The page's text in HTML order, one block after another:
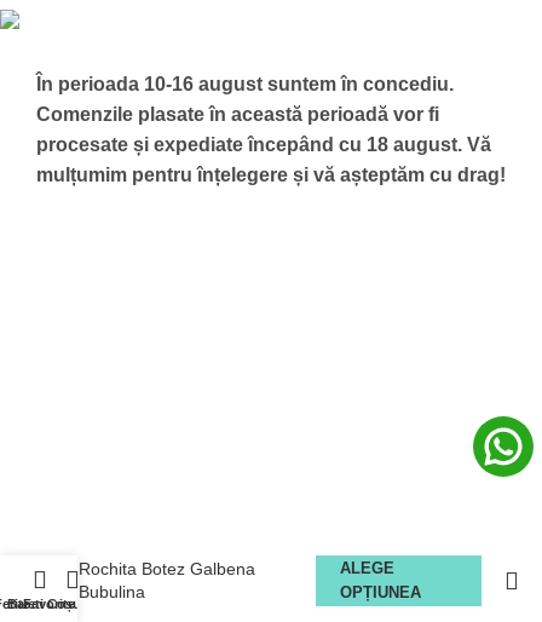
În perioada 10-16 august suntem în concediu.
Comenzile plasate în această perioadă vor fi
procesate și expediate începând cu 18 august. Vă
mulțumim pentru înțelegere și vă așteptăm cu drag!
Baieti
FavoriteCoșul meu
Rochita Botez Galbena
Bubulina
ALEGE
OPȚIUNEA